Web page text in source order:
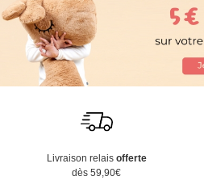
Livraison relais offerte
dès 59,90€